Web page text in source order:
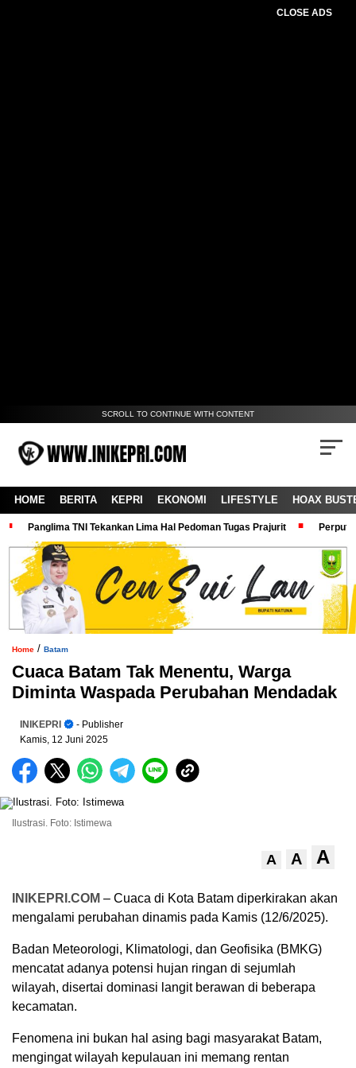
CLOSE ADS
SCROLL TO CONTINUE WITH CONTENT
HOME BERITA KEPRI EKONOMI LIFESTYLE HOAX
Panglima TNI Tekankan Lima Hal Pedoman Tugas Prajurit
Home / Batam
Cuaca Batam Tak Menentu, Warga
Diminta Waspada Perubahan Mendadak
INIKEPRI
- Publisher
Kamis, 12 Juni 2025
Ilustrasi. Foto: Istimewa
A A A
INIKEPRI.COM – Cuaca di Kota Batam diperkirakan akan
mengalami perubahan dinamis pada Kamis (12/6/2025).
Badan Meteorologi, Klimatologi, dan Geofisika (BMKG)
mencatat adanya potensi hujan ringan di sejumlah
wilayah, disertai dominasi langit berawan di beberapa
kecamatan.
Fenomena ini bukan hal asing bagi masyarakat Batam,
mengingat wilayah kepulauan ini memang rentan